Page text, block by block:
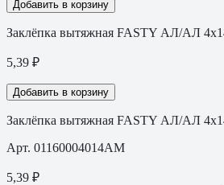
Добавить в корзину
Заклёпка вытяжная FASTY АЛ/АЛ
5,39 ₽
Добавить в корзину
Заклёпка вытяжная FASTY АЛ/АЛ
Арт. 01160004014AM
5,39 ₽